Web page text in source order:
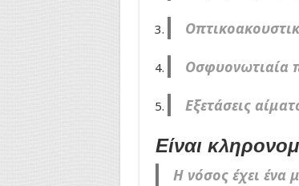
Οσφυονωτιαία
Εξετάσεις
Είναι
Η νόσος έχει ένα